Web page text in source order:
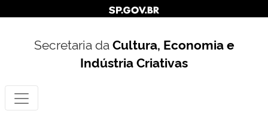
Secretaria daCultura, Economia e
Indústria Criativas